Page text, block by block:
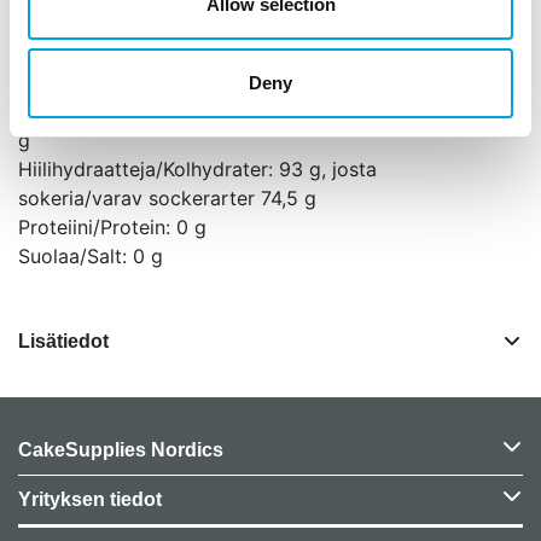
Deny
Ravintoarvot/Näringsvärde per 100 g:
Energia/Energi: 1502 kJ (359kcal)
Rasvaa/Fett: 0 g, josta tyydyttyneitä/varav mättat 0
g
Hiilihydraatteja/Kolhydrater: 93 g, josta
sokeria/varav sockerarter 74,5 g
Proteiini/Protein: 0 g
Suolaa/Salt: 0 g
Lisätiedot
CakeSupplies Nordics
Yrityksen tiedot